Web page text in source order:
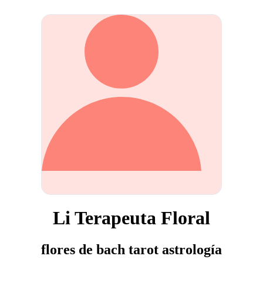
Li Terapeuta Floral
flores de bach tarot astrología